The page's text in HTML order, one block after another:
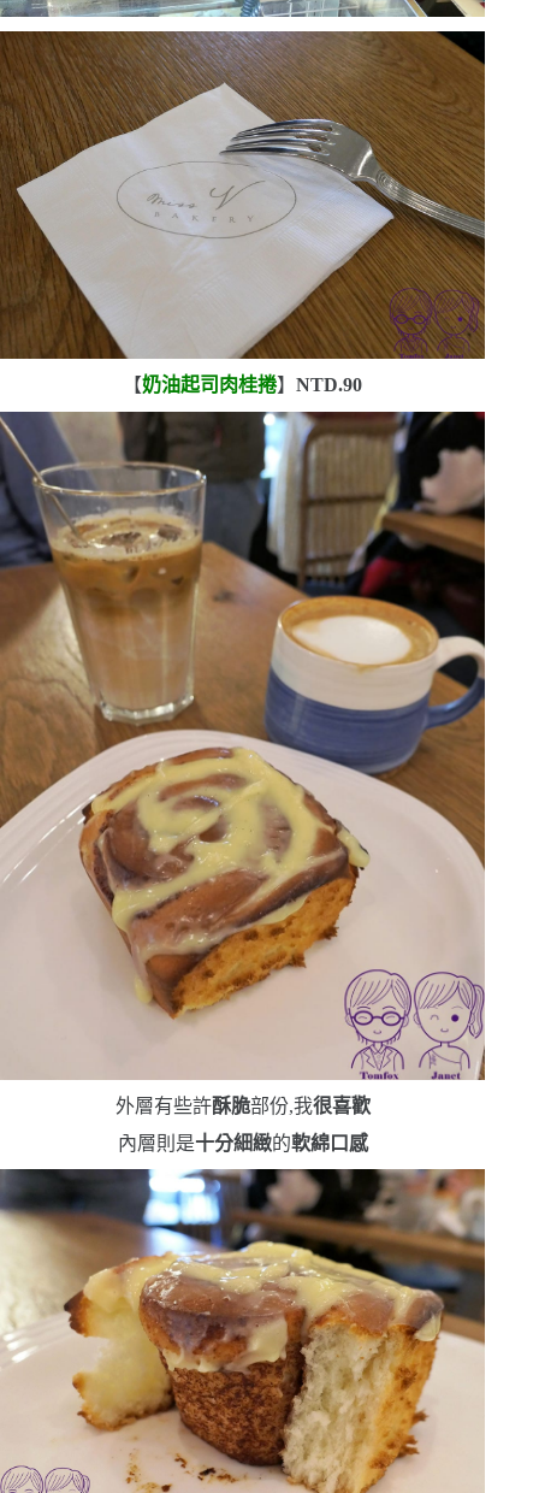
【奶油起司肉桂捲】NTD.90
外層有些許酥脆部份,我很喜歡
內層則是十分細緻的軟綿口感